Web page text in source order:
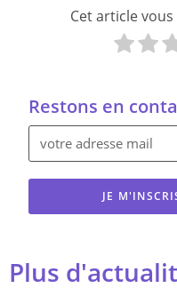
Cet article
Restons en
JE
Plus